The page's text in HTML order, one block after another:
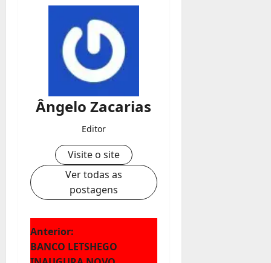
Ângelo Zacarias
Editor
Visite o site
Ver todas as
postagens
N
Anterior:
BANCO LETSHEGO